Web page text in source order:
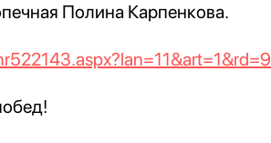
Полина Карпенкова.